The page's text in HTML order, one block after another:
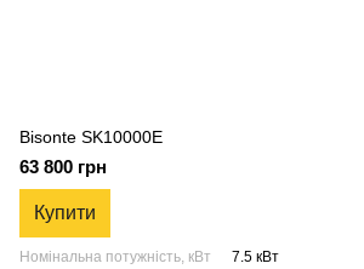
Bisonte SK10000E
63 800 грн
Купити
Номінальна потужність, кВт
7.5 кВт